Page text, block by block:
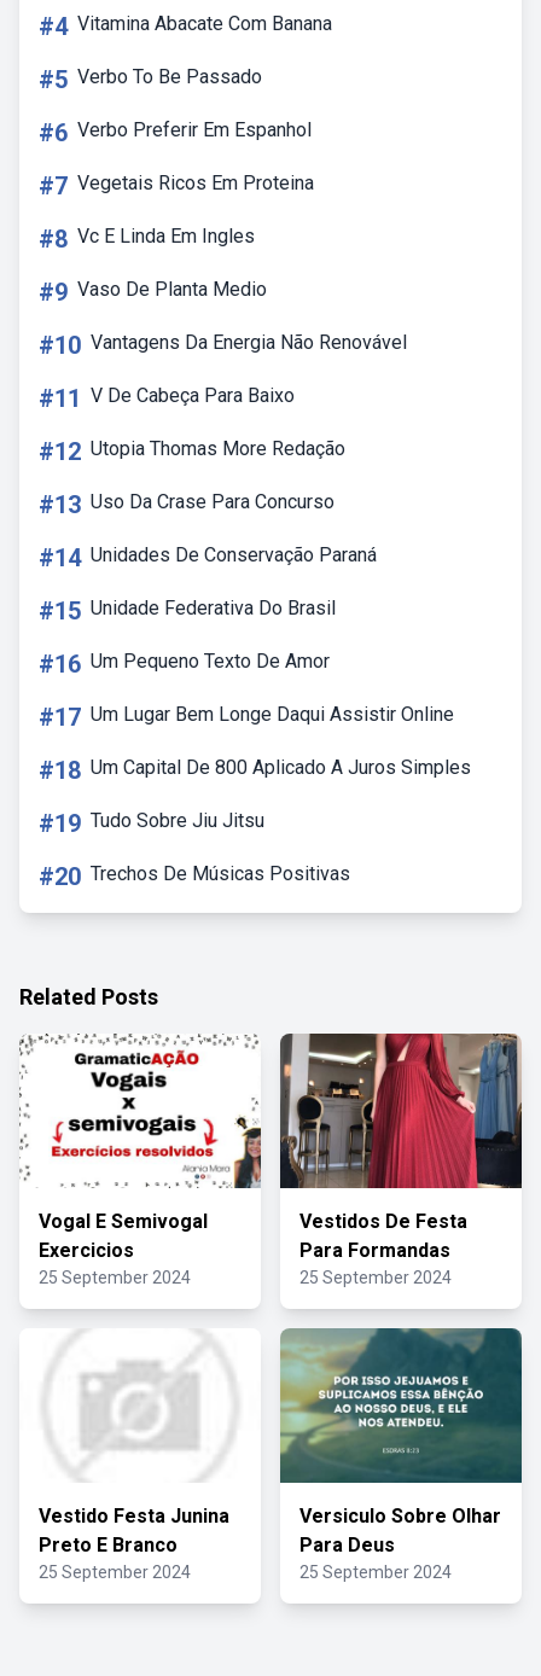
#4 Vitamina Abacate Com Banana
#5 Verbo To Be Passado
#6 Verbo Preferir Em Espanhol
#7 Vegetais Ricos Em Proteina
#8 Vc E Linda Em Ingles
#9 Vaso De Planta Medio
#10 Vantagens Da Energia Não Renovável
#11 V De Cabeça Para Baixo
#12 Utopia Thomas More Redação
#13 Uso Da Crase Para Concurso
#14 Unidades De Conservação Paraná
#15 Unidade Federativa Do Brasil
#16 Um Pequeno Texto De Amor
#17 Um Lugar Bem Longe Daqui Assistir Online
#18 Um Capital De 800 Aplicado A Juros Simples
#19 Tudo Sobre Jiu Jitsu
#20 Trechos De Músicas Positivas
Related Posts
Vogal E Semivogal
Exercicios
25 September 2024
Vestidos De Festa
Para Formandas
25 September 2024
Vestido Festa Junina
Preto E Branco
25 September 2024
Versiculo Sobre Olhar
Para Deus
25 September 2024